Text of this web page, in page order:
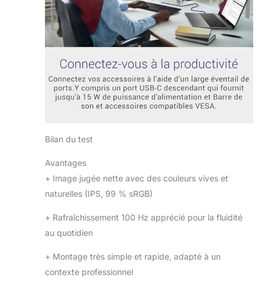
Bilan du test
Avantages
+ Image jugée nette avec des couleurs vives et
naturelles (IPS, 99 % sRGB)
+ Rafraîchissement 100 Hz apprécié pour la fluidité
au quotidien
+ Montage très simple et rapide, adapté à un
contexte professionnel